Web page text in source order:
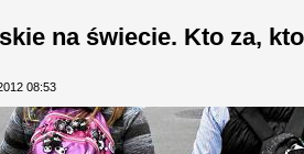
na świecie. Kto za,
08:53